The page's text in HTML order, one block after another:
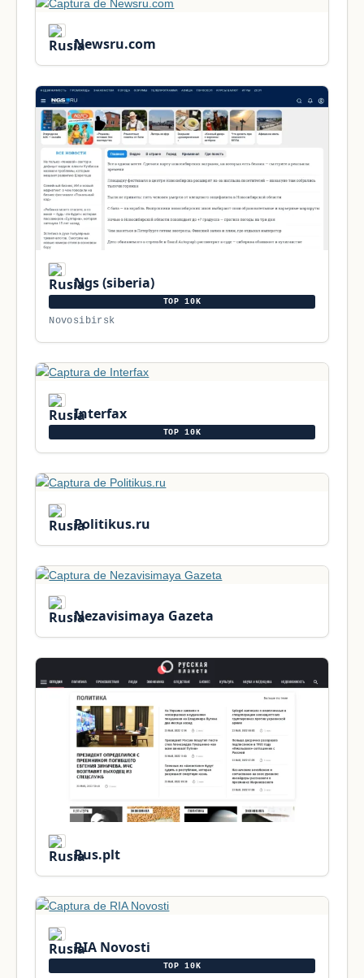
Newsru.com
Ngs (siberia)
TOP 10K
Novosibirsk
Interfax
TOP 10K
Politikus.ru
Nezavisimaya Gazeta
Rus.plt
RIA Novosti
TOP 10K